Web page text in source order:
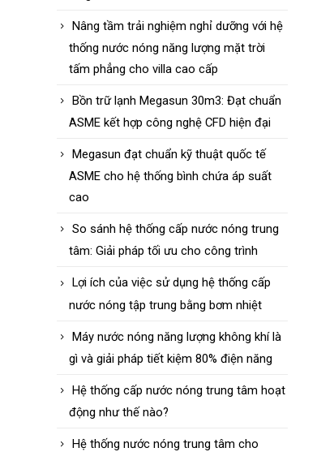
Nâng tầm trải nghiệm nghỉ dưỡng với hệ
thống nước nóng năng lượng mặt trời
tấm phẳng cho villa cao cấp
Bồn trữ lạnh Megasun 30m3: Đạt chuẩn
ASME kết hợp công nghệ CFD hiện đại
Megasun đạt chuẩn kỹ thuật quốc tế
ASME cho hệ thống bình chứa áp suất
cao
So sánh hệ thống cấp nước nóng trung
tâm: Giải pháp tối ưu cho công trình
Lợi ích của việc sử dụng hệ thống cấp
nước nóng tập trung bằng bơm nhiệt
Máy nước nóng năng lượng không khí là
gì và giải pháp tiết kiệm 80% điện năng
Hệ thống cấp nước nóng trung tâm hoạt
động như thế nào?
Hệ thống nước nóng trung tâm cho